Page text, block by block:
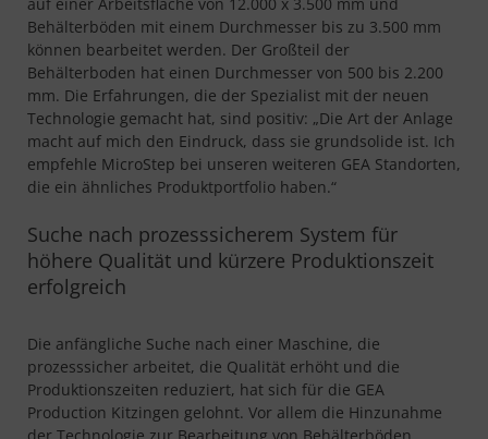
auf einer Arbeitsfläche von 12.000 x 3.500 mm und
Behälterböden mit einem Durchmesser bis zu 3.500 mm
können bearbeitet werden. Der Großteil der
Behälterboden hat einen Durchmesser von 500 bis 2.200
mm. Die Erfahrungen, die der Spezialist mit der neuen
Technologie gemacht hat, sind positiv: „Die Art der Anlage
macht auf mich den Eindruck, dass sie grundsolide ist. Ich
empfehle MicroStep bei unseren weiteren GEA Standorten,
die ein ähnliches Produktportfolio haben.“
Suche nach prozesssicherem System für
höhere Qualität und kürzere Produktionszeit
erfolgreich
Die anfängliche Suche nach einer Maschine, die
prozesssicher arbeitet, die Qualität erhöht und die
Produktionszeiten reduziert, hat sich für die GEA
Production Kitzingen gelohnt. Vor allem die Hinzunahme